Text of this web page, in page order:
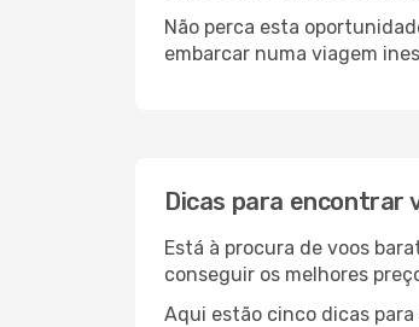
Não perca esta
embarcar numa viagem
Dicas para encontrar
Está à procura de voos
conseguir os melhores
Aqui estão cinco dicas